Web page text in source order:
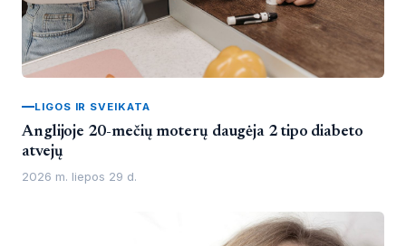
LIGOS IR SVEIKATA
Anglijoje 20-mečių moterų daugėja 2 tipo diabeto
atvejų
2026 m. liepos 29 d.